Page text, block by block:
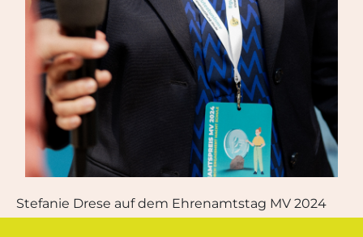
Stefanie Drese auf dem Ehrenamtstag MV 2024